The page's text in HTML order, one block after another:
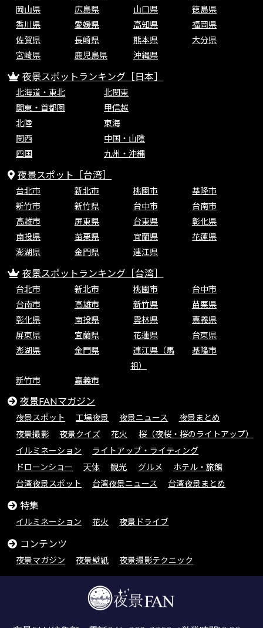
岡山県
広島県 山口県
徳島県
香川県
愛媛県 高知県
福岡県
佐賀県
長崎県 熊本県
大分県
宮崎県
鹿児島県 沖縄県
夜景スポットランキング［日本］
北海道・東北
北関東
関東・首都圏
甲信越
北陸
東海
関西
中国・山陰
四国
九州・沖縄
夜景スポット［台湾］
台北市 新北市 桃園市
基隆市
新竹市
新竹県 台中市
台南市
高雄市
屏東県 台東県
彰化県
南投県
苗栗県 宜蘭県
花蓮県
澎湖県
金門県 連江県
夜景スポットランキング［台湾］
台北市 新北市 桃園市
台中市
台南市
高雄市 新竹県
苗栗県
彰化県
南投県 雲林県
嘉義県
屏東県
宜蘭県 花蓮県
台東県
澎湖県
金門県
連江県（馬
祖）
基隆市
新竹市 嘉義市
夜景FANマガジン
夜景スポット 工場夜景 夜景ニュース
夜景まとめ
夜景撮影
夜景クイズ 花火
桜（夜桜・桜のライトアップ）
イルミネーション
ライトアップ・ライティング
ドローンショー
天体 観光 グルメ
ホテル・旅館
台湾夜景スポット
台湾夜景ニュース 台湾夜景まとめ
特集
イルミネーション 花火 夜景ドライブ
コンテンツ
夜景マガジン 夜景壁紙 夜景撮影テクニック